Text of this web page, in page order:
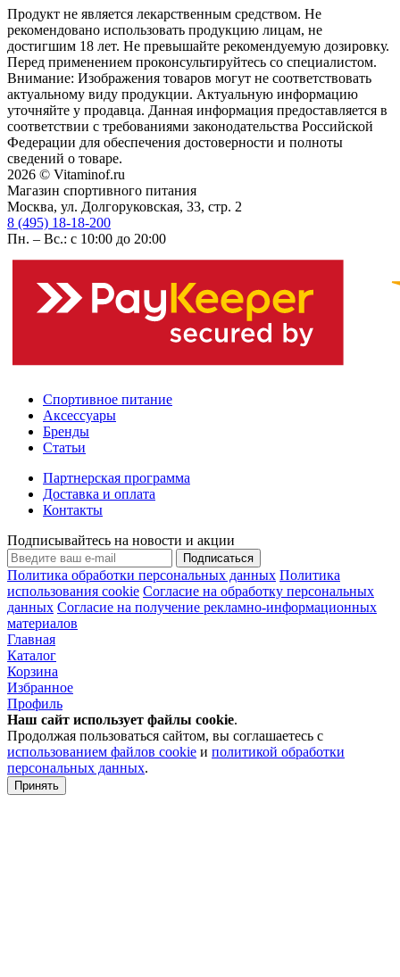
Продукт не является лекарственным средством. Не
рекомендовано использовать продукцию лицам, не
достигшим 18 лет. Не превышайте рекомендуемую дозировку.
Перед применением проконсультируйтесь со специалистом.
Внимание: Изображения товаров могут не соответствовать
актуальному виду продукции. Актуальную информацию
уточняйте у продавца. Данная информация предоставляется в
соответствии с требованиями законодательства Российской
Федерации для обеспечения достоверности и полноты
сведений о товаре.
2026 © Vitaminof.ru
Магазин спортивного питания
Москва, ул. Долгоруковская, 33, стр. 2
8 (495) 18-18-200
Пн. – Вс.: с 10:00 до 20:00
Спортивное питание
Аксессуары
Бренды
Статьи
Партнерская программа
Доставка и оплата
Контакты
Подписывайтесь на новости и акции
Подписаться
Политика обработки персональных данных Политика
использования cookie Согласие на обработку персональных
данных Согласие на получение рекламно-информационных
материалов
Главная
Каталог
Корзина
Избранное
Профиль
Наш сайт использует файлы cookie.
Продолжая пользоваться сайтом, вы соглашаетесь с
использованием файлов cookie и политикой обработки
персональных данных.
Принять